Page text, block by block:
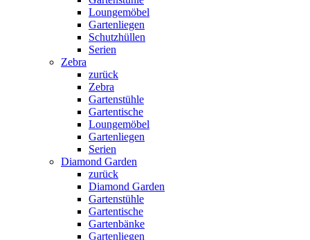
Loungemöbel
Gartenliegen
Schutzhüllen
Serien
Zebra
zurück
Zebra
Gartenstühle
Gartentische
Loungemöbel
Gartenliegen
Serien
Diamond Garden
zurück
Diamond Garden
Gartenstühle
Gartentische
Gartenbänke
Gartenliegen